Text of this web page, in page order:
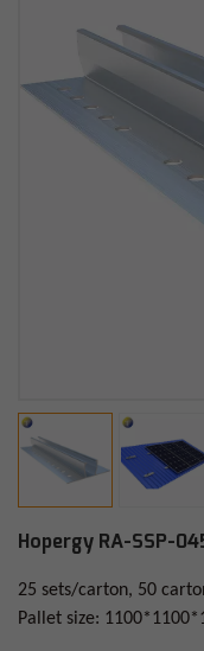
Hopergy RA-SSP-
25 sets/carton, 50
Pallet size: